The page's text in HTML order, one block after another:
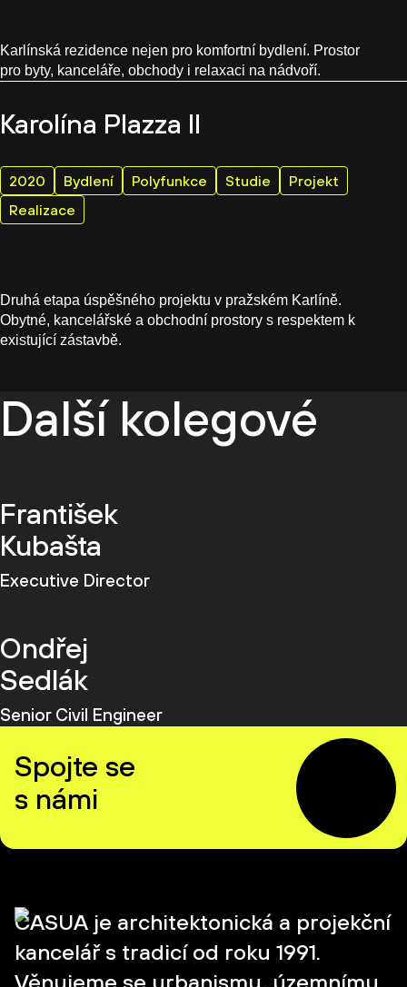
Karlínská rezidence nejen pro komfortní bydlení. Prostor
pro byty, kanceláře, obchody i relaxaci na nádvoří.
Karolína Plazza II
2020 Bydlení Polyfunkce Studie
Projekt
Realizace
Druhá etapa úspěšného projektu v pražském Karlíně.
Obytné, kancelářské a obchodní prostory s respektem k
existující zástavbě.
Další kolegové
František
Kubašta
Executive Director
Ondřej
Sedlák
Senior Civil Engineer
Spojte se
s námi
CASUA je architektonická a projekční
kancelář s tradicí od roku 1991.
Věnujeme se urbanismu, územnímu